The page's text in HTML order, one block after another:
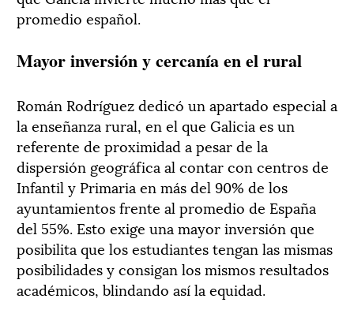
promedio español.
Mayor inversión y cercanía en el rural
Román Rodríguez dedicó un apartado especial a
la enseñanza rural, en el que Galicia es un
referente de proximidad a pesar de la
dispersión geográfica al contar con centros de
Infantil y Primaria en más del 90% de los
ayuntamientos frente al promedio de España
del 55%. Esto exige una mayor inversión que
posibilita que los estudiantes tengan las mismas
posibilidades y consigan los mismos resultados
académicos, blindando así la equidad.